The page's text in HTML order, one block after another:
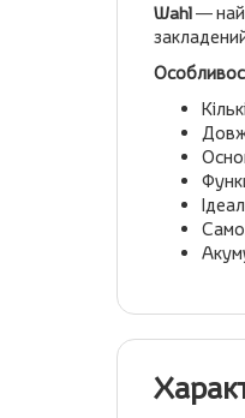
Wahl—